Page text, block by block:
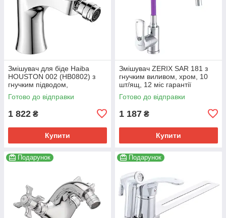
Змішувач для біде Haiba
HOUSTON 002 (HB0802) з
гнучким підводом,
хромований (HB0802)
Готово до відправки
1 822 ₴
Купити
Змішувач ZERIX SAR 181 з
гнучким виливом, хром, 10
шт/ящ, 12 міс гарантії
(ZX2673)
Готово до відправки
1 187 ₴
Купити
Подарунок Подарунок